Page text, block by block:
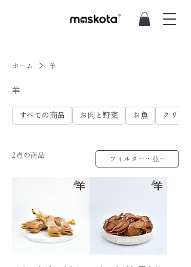
ホーム 羊
羊
すべての商品 お肉と野菜 お魚 クリスプ
2点の商品 フィルター・並び替え